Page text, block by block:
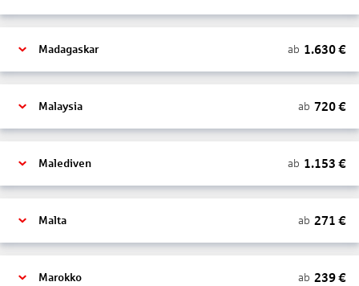
Madagaskar ab 1.630€
Malaysia ab 720€
Malediven ab 1.153 €
Malta ab 271 €
Marokko ab 239€